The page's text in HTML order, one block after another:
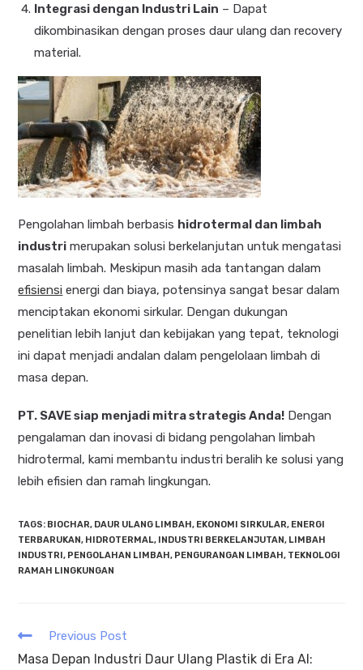
Integrasi dengan Industri Lain – Dapat
dikombinasikan dengan proses daur ulang dan recovery
material.
Pengolahan limbah berbasis hidrotermal dan limbah
industri merupakan solusi berkelanjutan untuk mengatasi
masalah limbah. Meskipun masih ada tantangan dalam
efisiensi energi dan biaya, potensinya sangat besar dalam
menciptakan ekonomi sirkular. Dengan dukungan
penelitian lebih lanjut dan kebijakan yang tepat, teknologi
ini dapat menjadi andalan dalam pengelolaan limbah di
masa depan.
PT. SAVE siap menjadi mitra strategis Anda! Dengan
pengalaman dan inovasi di bidang pengolahan limbah
hidrotermal, kami membantu industri beralih ke solusi yang
lebih efisien dan ramah lingkungan.
TAGS: BIOCHAR, DAUR ULANG LIMBAH, EKONOMI SIRKULAR, ENERGI
TERBARUKAN, HIDROTERMAL, INDUSTRI BERKELANJUTAN, LIMBAH
INDUSTRI, PENGOLAHAN LIMBAH, PENGURANGAN LIMBAH, TEKNOLOGI
RAMAH LINGKUNGAN
Previous Post
Masa Depan Industri Daur Ulang Plastik di Era AI: